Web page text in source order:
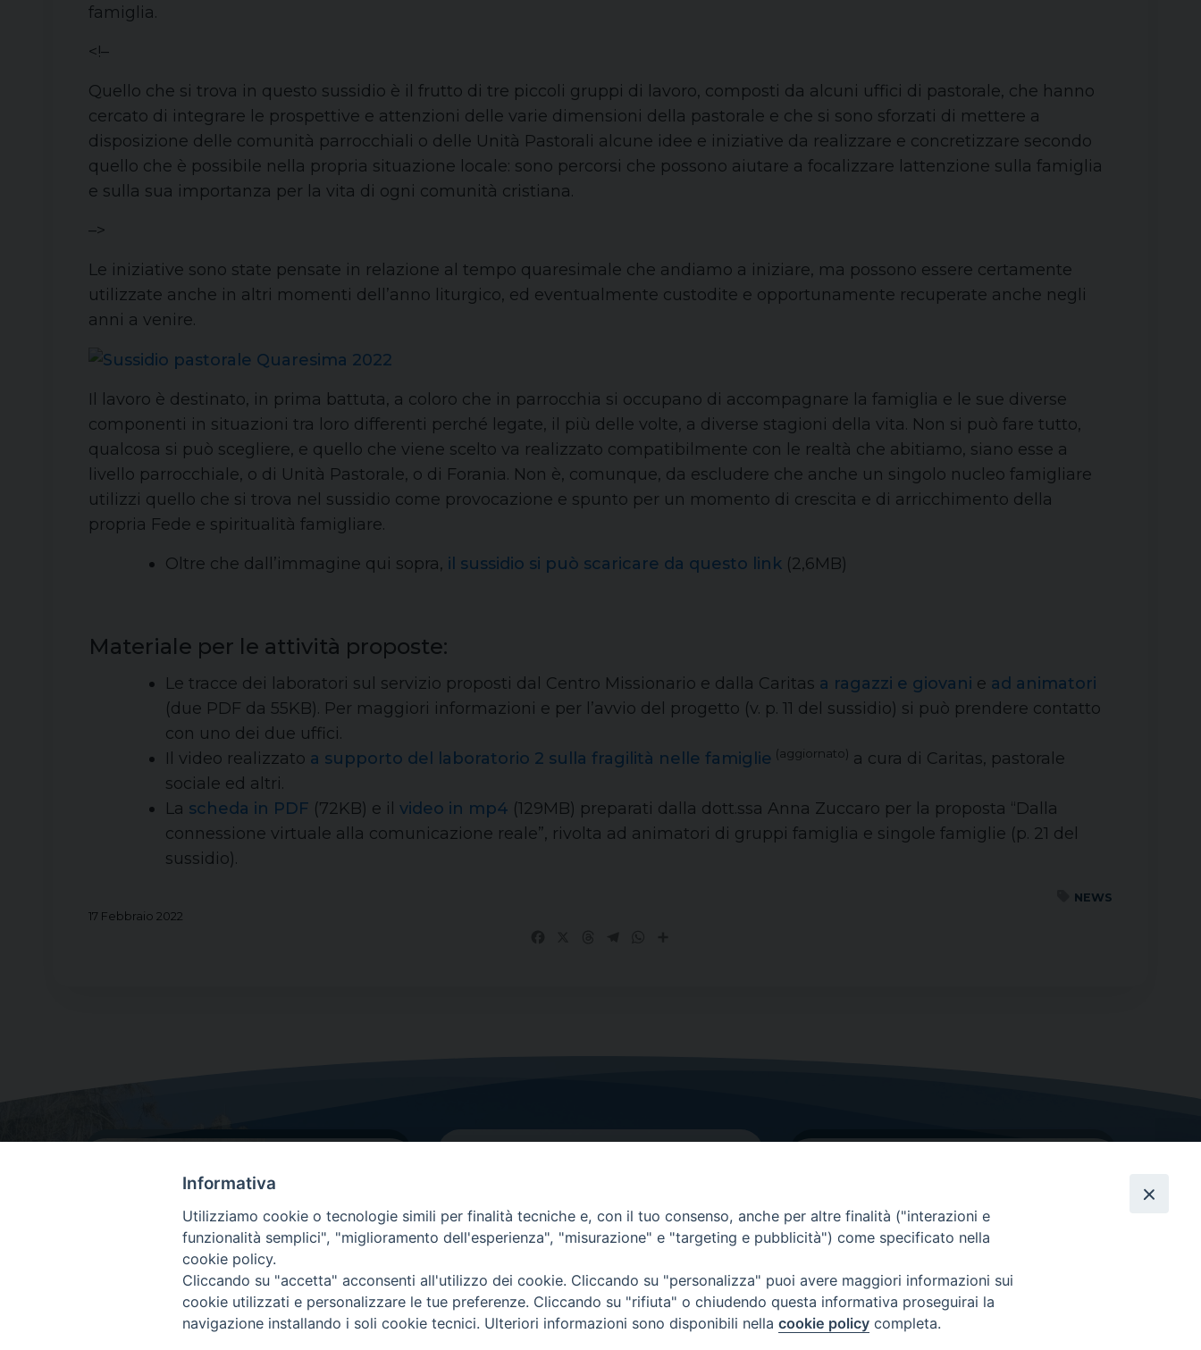
famiglia.
<!–
Quello che si trova in questo sussidio è il frutto di tre piccoli gruppi di lavoro, composti da alcuni uffici di pastorale, che hanno
cercato di integrare le prospettive e attenzioni delle varie dimensioni della pastorale e che si sono sforzati di mettere a
disposizione delle comunità parrocchiali o delle Unità Pastorali alcune idee e iniziative da realizzare e concretizzare secondo
quello che è possibile nella propria situazione locale: sono percorsi che possono aiutare a focalizzare lattenzione sulla famiglia
e sulla sua importanza per la vita di ogni comunità cristiana.
–>
Le iniziative sono state pensate in relazione al tempo quaresimale che andiamo a iniziare, ma possono essere certamente
utilizzate anche in altri momenti dell’anno liturgico, ed eventualmente custodite e opportunamente recuperate anche negli
anni a venire.
Il lavoro è destinato, in prima battuta, a coloro che in parrocchia si occupano di accompagnare la famiglia e le sue diverse
componenti in situazioni tra loro differenti perché legate, il più delle volte, a diverse stagioni della vita. Non si può fare tutto,
qualcosa si può scegliere, e quello che viene scelto va realizzato compatibilmente con le realtà che abitiamo, siano esse a
livello parrocchiale, o di Unità Pastorale, o di Forania. Non è, comunque, da escludere che anche un singolo nucleo famigliare
utilizzi quello che si trova nel sussidio come provocazione e spunto per un momento di crescita e di arricchimento della
propria Fede e spiritualità famigliare.
Oltre che dall’immagine qui sopra, il sussidio si può scaricare da questo link (2,6MB)
Materiale per le attività proposte:
Le tracce dei laboratori sul servizio proposti dal Centro Missionario e dalla Caritas a ragazzi e giovani e ad animatori
(due PDF da 55KB). Per maggiori informazioni e per l’avvio del progetto (v. p. 11 del sussidio) si può prendere contatto
con uno dei due uffici.
Il video realizzato a supporto del laboratorio 2 sulla fragilità nelle famiglie (aggiornato) a cura di Caritas, pastorale
sociale ed altri.
La scheda in PDF (72KB) e il video in mp4 (129MB) preparati dalla dott.ssa Anna Zuccaro per la proposta “Dalla
connessione virtuale alla comunicazione reale”, rivolta ad animatori di gruppi famiglia e singole famiglie (p. 21 del
sussidio).
NEWS
17 Febbraio 2022
Dove siamo
Via Lorenzo Da Ponte, 116
31029 Vittorio Veneto (Treviso)
Contatti principali
Tel.0438 9481| fax0438 948214
EMAIL GENERALE
GRAZIE PER IL TUO AIUTO
Insieme per la Diocesi
Informativa
Utilizziamo cookie o tecnologie simili per finalità tecniche e, con il tuo consenso, anche per altre finalità ("interazioni e
funzionalità semplici", "miglioramento dell'esperienza", "misurazione" e "targeting e pubblicità") come specificato nella
cookie policy.
Cliccando su "accetta" acconsenti all'utilizzo dei cookie. Cliccando su "personalizza" puoi avere maggiori informazioni sui
cookie utilizzati e personalizzare le tue preferenze. Cliccando su "rifiuta" o chiudendo questa informativa proseguirai la
navigazione installando i soli cookie tecnici. Ulteriori informazioni sono disponibili nella cookie policy completa.